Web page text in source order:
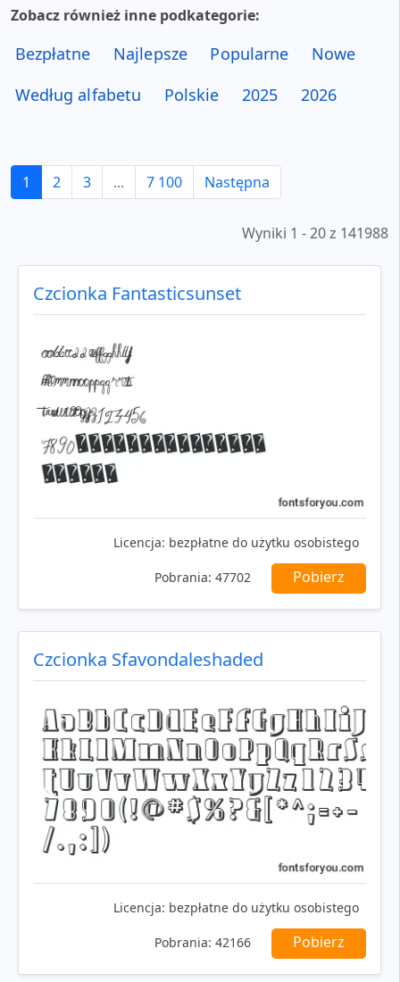
Zobacz również inne podkategorie:
Bezpłatne Najlepsze Popularne
Nowe
Według alfabetu
Polskie 2025 2026
1 2 3 ... 7 100 Następna
Wyniki 1 - 20 z 141988
Czcionka Fantasticsunset
Licencja: bezpłatne do użytku osobistego
Pobrania: 47702 Pobierz
Czcionka Sfavondaleshaded
Licencja: bezpłatne do użytku osobistego
Pobrania: 42166 Pobierz